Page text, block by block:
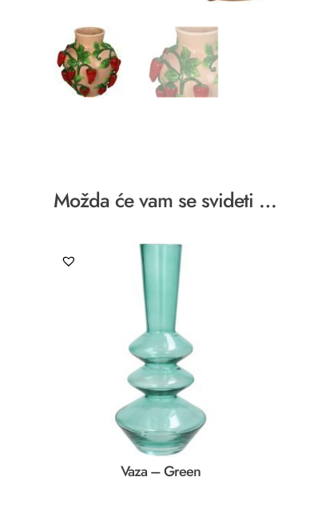
Možda će vam se svideti …
Vaza – Green